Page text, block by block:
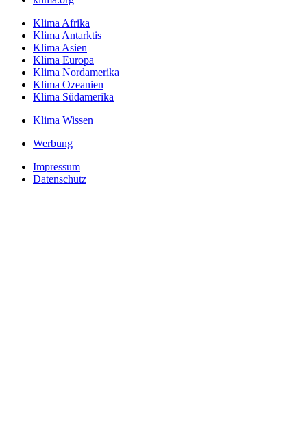
Klima Afrika
Klima Antarktis
Klima Asien
Klima Europa
Klima Nordamerika
Klima Ozeanien
Klima Südamerika
Klima Wissen
Werbung
Impressum
Datenschutz